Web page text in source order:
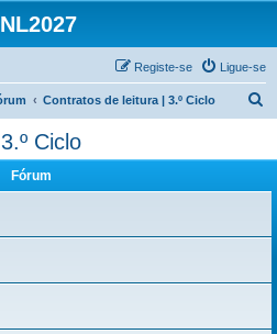
Ligue-se
Registe-se
Contratos de leitura | 3.º Ciclo
a
Ciclo
Fórum